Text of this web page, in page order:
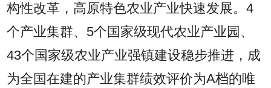
构性改革，高原特色农业产业快速发展。4
个产业集群、5个国家级现代农业产业园、
43个国家级农业产业强镇建设稳步推进，成
为全国在建的产业集群绩效评价为A档的唯